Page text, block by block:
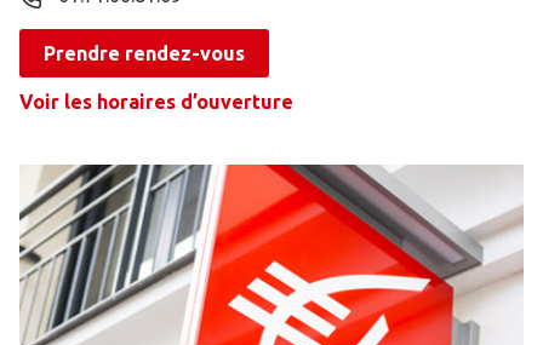
Prendre rendez-vous
Voir les horaires d’ouverture